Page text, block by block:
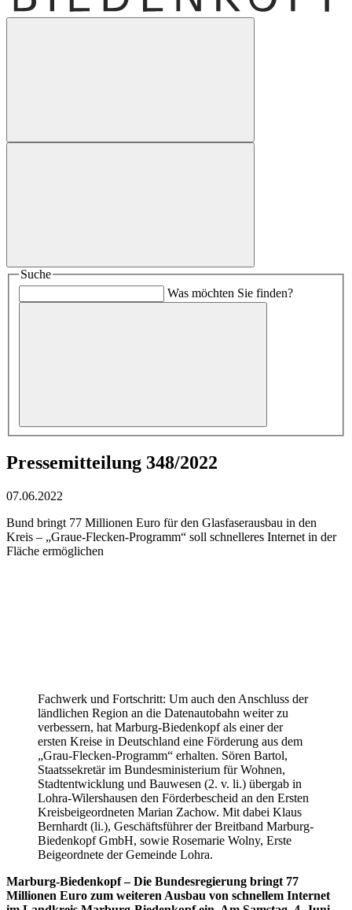
Suche
Was möchten Sie finden?
Pressemitteilung 348/2022
07.06.2022
Bund bringt 77 Millionen Euro für den Glasfaserausbau in den
Kreis – „Graue-Flecken-Programm“ soll schnelleres Internet in der
Fläche ermöglichen
Fachwerk und Fortschritt: Um auch den Anschluss der
ländlichen Region an die Datenautobahn weiter zu
verbessern, hat Marburg-Biedenkopf als einer der
ersten Kreise in Deutschland eine Förderung aus dem
„Grau-Flecken-Programm“ erhalten. Sören Bartol,
Staatssekretär im Bundesministerium für Wohnen,
Stadtentwicklung und Bauwesen (2. v. li.) übergab in
Lohra-Wilershausen den Förderbescheid an den Ersten
Kreisbeigeordneten Marian Zachow. Mit dabei Klaus
Bernhardt (li.), Geschäftsführer der Breitband Marburg-
Biedenkopf GmbH, sowie Rosemarie Wolny, Erste
Beigeordnete der Gemeinde Lohra.
Marburg-Biedenkopf – Die Bundesregierung bringt 77
Millionen Euro zum weiteren Ausbau von schnellem Internet